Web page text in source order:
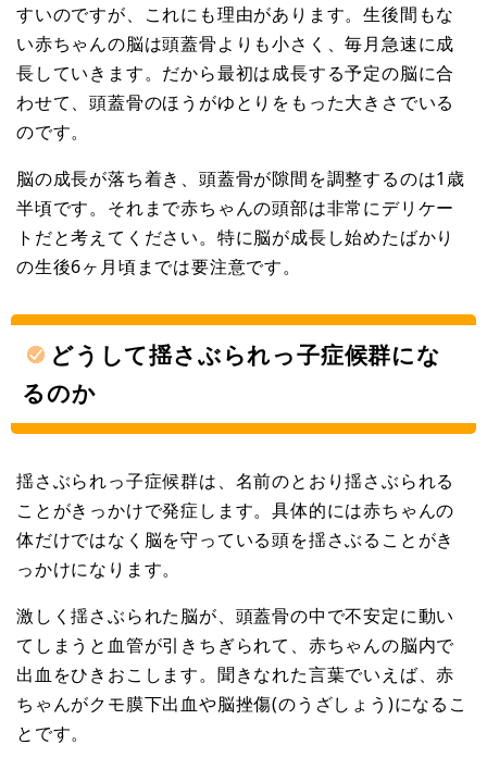
すいのですが、これにも理由があります。生後間もな
い赤ちゃんの脳は頭蓋骨よりも小さく、毎月急速に成
長していきます。だから最初は成長する予定の脳に合
わせて、頭蓋骨のほうがゆとりをもった大きさでいる
のです。
脳の成長が落ち着き、頭蓋骨が隙間を調整するのは1歳
半頃です。それまで赤ちゃんの頭部は非常にデリケー
トだと考えてください。特に脳が成長し始めたばかり
の生後6ヶ月頃までは要注意です。
どうして揺さぶられっ子症候群にな
るのか
揺さぶられっ子症候群は、名前のとおり揺さぶられる
ことがきっかけで発症します。具体的には赤ちゃんの
体だけではなく脳を守っている頭を揺さぶることがき
っかけになります。
激しく揺さぶられた脳が、頭蓋骨の中で不安定に動い
てしまうと血管が引きちぎられて、赤ちゃんの脳内で
出血をひきおこします。聞きなれた言葉でいえば、赤
ちゃんがクモ膜下出血や脳挫傷(のうざしょう)になるこ
とです。